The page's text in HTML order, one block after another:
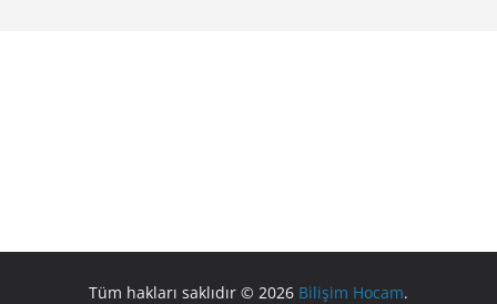
Tüm hakları saklıdır © 2026 Bilişim Hocam.